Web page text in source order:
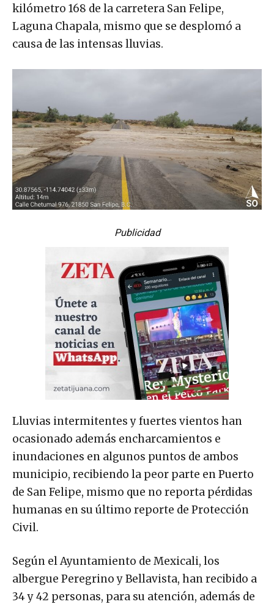
kilómetro 168 de la carretera San Felipe,
Laguna Chapala, mismo que se desplomó a
causa de las intensas lluvias.
Publicidad
Lluvias intermitentes y fuertes vientos han
ocasionado además encharcamientos e
inundaciones en algunos puntos de ambos
municipio, recibiendo la peor parte en Puerto
de San Felipe, mismo que no reporta pérdidas
humanas en su último reporte de Protección
Civil.
Según el Ayuntamiento de Mexicali, los
albergue Peregrino y Bellavista, han recibido a
34 y 42 personas, para su atención, además de